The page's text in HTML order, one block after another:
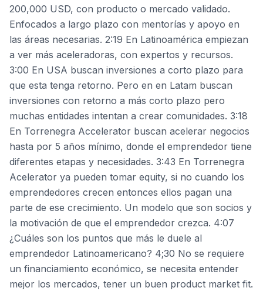
200,000 USD, con producto o mercado validado.
Enfocados a largo plazo con mentorías y apoyo en
las áreas necesarias. 2:19 En Latinoamérica empiezan
a ver más aceleradoras, con expertos y recursos.
3:00 En USA buscan inversiones a corto plazo para
que esta tenga retorno. Pero en en Latam buscan
inversiones con retorno a más corto plazo pero
muchas entidades intentan a crear comunidades. 3:18
En Torrenegra Accelerator buscan acelerar negocios
hasta por 5 años mínimo, donde el emprendedor tiene
diferentes etapas y necesidades. 3:43 En Torrenegra
Acelerator ya pueden tomar equity, si no cuando los
emprendedores crecen entonces ellos pagan una
parte de ese crecimiento. Un modelo que son socios y
la motivación de que el emprendedor crezca. 4:07
¿Cuáles son los puntos que más le duele al
emprendedor Latinoamericano? 4;30 No se requiere
un financiamiento económico, se necesita entender
mejor los mercados, tener un buen product market fit.